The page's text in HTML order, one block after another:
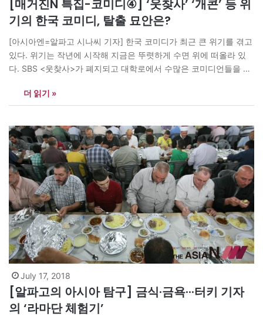
[매거진N 특집-코미디④] ‘웃찾사’ ‘개콘’ 등 위
기의 한국 코미디, 탈출 묘안은?
[아시아엔=알파고 시나씨 기자] 한국 코미디가 최근 큰 위기를 겪고
있다. 위기는 작년에 시작해 지금은 뚜렷하게 수면 위에 떠올라 있
다. SBS <웃찾사>가 폐지되고 대학로에서 수많은 코미디언들을 키
개그콘서트>도 예전처럼 높은 시청률을 유지하지 못하고 있다. 이
분야에서 활동하고 있는 사람들은 개그시장에서 어떤 문제가 있다
더 읽기 »
July 17, 2018
[알파고의 아시아 탐구] 금식·금욕···터키 기자
의 ‘라마단 체험기’